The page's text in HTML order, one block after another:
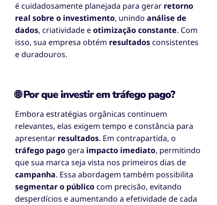
é cuidadosamente planejada para gerar retorno
real sobre o investimento, unindoanálise de
dados, criatividade eotimização constante. Com
isso, sua empresa obtém resultadosconsistentes
e duradouros.
🌐 Por que investir em tráfego pago?
Embora estratégias orgânicas continuem
relevantes, elas exigem tempo e constância para
apresentar resultados. Em contrapartida, o
tráfego pago gera impacto imediato, permitindo
que sua marca seja vista nos primeiros dias de
campanha. Essa abordagem também possibilita
segmentar o públicocom precisão, evitando
desperdícios e aumentando a efetividade de cada